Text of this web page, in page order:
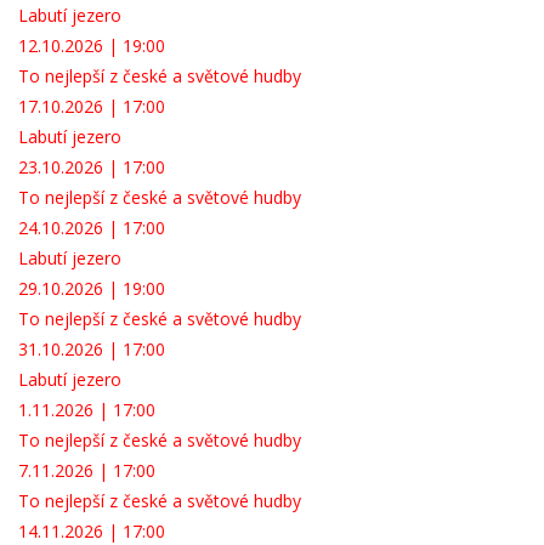
Labutí jezero
12.10.2026 | 19:00
To nejlepší z české a světové hudby
17.10.2026 | 17:00
Labutí jezero
23.10.2026 | 17:00
To nejlepší z české a světové hudby
24.10.2026 | 17:00
Labutí jezero
29.10.2026 | 19:00
To nejlepší z české a světové hudby
31.10.2026 | 17:00
Labutí jezero
1.11.2026 | 17:00
To nejlepší z české a světové hudby
7.11.2026 | 17:00
To nejlepší z české a světové hudby
14.11.2026 | 17:00